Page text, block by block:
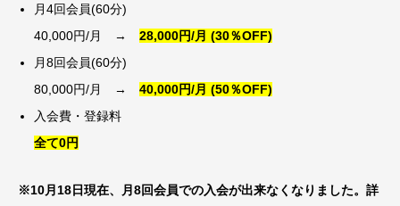
月4回会員(60分)
40,000円/月 →28,000円/月 (30％OFF)
月8回会員(60分)
80,000円/月 →40,000円/月 (50％OFF)
入会費・登録料
全て0円
※10月18日現在、月8回会員での入会が出来なくなりました。詳